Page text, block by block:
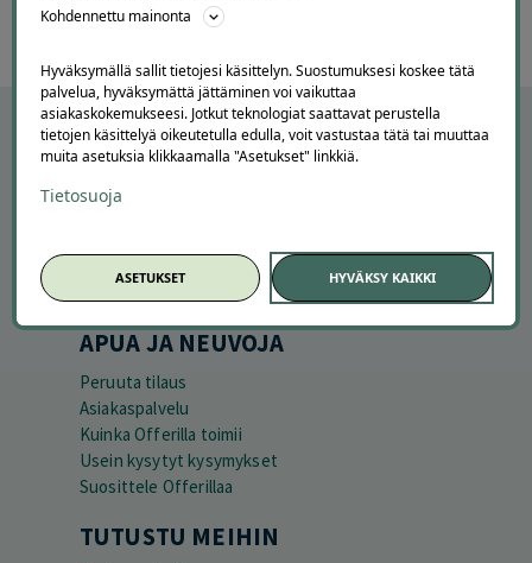
APUA JA NEUVOJA
Peruuta tilaus
Asiakaspalvelu
Kuinka Offerilla toimii
Usein kysytyt kysymykset
Suosittele Offerillaa
TUTUSTU MEIHIN
Kohdennettu mainonta
Hyväksymällä sallit tietojesi käsittelyn. Suostumuksesi koskee tätä
palvelua, hyväksymättä jättäminen voi vaikuttaa
asiakaskokemukseesi. Jotkut teknologiat saattavat perustella
tietojen käsittelyä oikeutetulla edulla, voit vastustaa tätä tai muuttaa
muita asetuksia klikkaamalla "Asetukset" linkkiä.
Tietosuoja
ASETUKSET HYVÄKSY KAIKKI